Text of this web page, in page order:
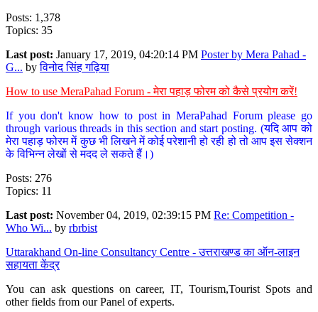
Posts: 1,378
Topics: 35
Last post: January 17, 2019, 04:20:14 PM Poster by Mera Pahad -
G... byविनोद सिंह गढ़िया
How to use MeraPahad Forum - मेरा पहाड़ फोरम को कैसे प्रयोग करें!
If you don't know how to post in MeraPahad Forum please go
through various threads in this section and start posting. (यदि आप को
मेरा पहाड़ फोरम में कुछ भी लिखने में कोई परेशानी हो रही हो तो आप इस सेक्शन
के विभिन्न लेखों से मदद ले सकते हैं।)
Posts: 276
Topics: 11
Last post: November 04, 2019, 02:39:15 PM Re: Competition -
Who Wi... by rbrbist
Uttarakhand On-line Consultancy Centre - उत्तराखण्ड का ऑन-लाइन
सहायता केंद्र
You can ask questions on career, IT, Tourism,Tourist Spots and
other fields from our Panel of experts.